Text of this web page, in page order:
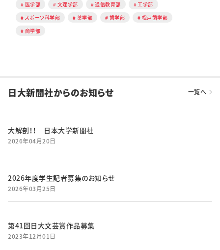
医学部
文理学部 通信教育部
工学部
スポーツ科学部
薬学部 歯学部
松戸歯学部
商学部
日大新聞社からのお知らせ 一覧へ
大解剖！！ 日本大学新聞社
2026年04月20日
2026年度学生記者募集のお知らせ
2026年03月25日
第41回日大文芸賞作品募集
2023年12月01日